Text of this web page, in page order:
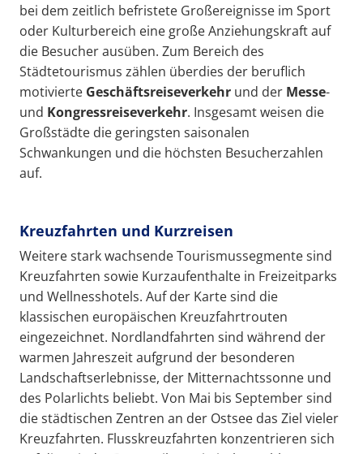
bei dem zeitlich befristete Großereignisse im Sport
oder Kulturbereich eine große Anziehungskraft auf
die Besucher ausüben. Zum Bereich des
Städtetourismus zählen überdies der beruflich
motivierte Geschäftsreiseverkehr und der Messe-
und Kongressreiseverkehr. Insgesamt weisen die
Großstädte die geringsten saisonalen
Schwankungen und die höchsten Besucherzahlen
auf.
Kreuzfahrten und Kurzreisen
Weitere stark wachsende Tourismussegmente sind
Kreuzfahrten sowie Kurzaufenthalte in Freizeitparks
und Wellnesshotels. Auf der Karte sind die
klassischen europäischen Kreuzfahrtrouten
eingezeichnet. Nordlandfahrten sind während der
warmen Jahreszeit aufgrund der besonderen
Landschaftserlebnisse, der Mitternachtssonne und
des Polarlichts beliebt. Von Mai bis September sind
die städtischen Zentren an der Ostsee das Ziel vieler
Kreuzfahrten. Flusskreuzfahrten konzentrieren sich